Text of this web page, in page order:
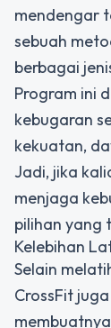
mendengar
sebuah
berbagai
Program ini
kebugaran
kekuatan,
Jadi, jika
menjaga
pilihan yang
Kelebihan
Selain
CrossFit